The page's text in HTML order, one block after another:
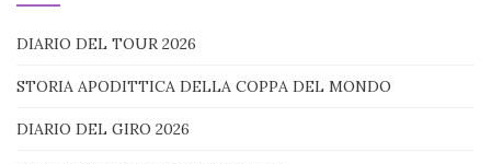
DIARIO DEL TOUR 2026
STORIA APODITTICA DELLA COPPA DEL MONDO
DIARIO DEL GIRO 2026